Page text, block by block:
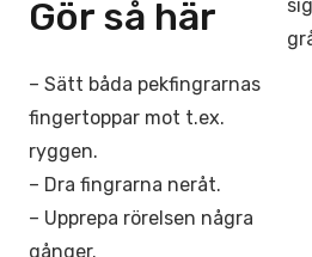
Gör så här
– Sätt båda pekfingrarnas
fingertoppar mot t.ex.
ryggen.
– Dra fingrarna neråt.
– Upprepa rörelsen några
gånger.